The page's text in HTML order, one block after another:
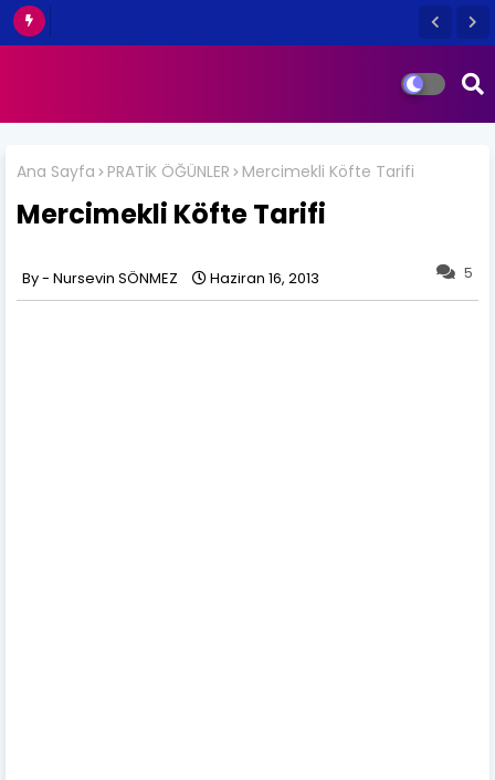
Ana Sayfa PRATİK ÖĞÜNLER Mercimekli Köfte Tarifi
Mercimekli Köfte Tarifi
5
Nursevin SÖNMEZ Haziran 16, 2013